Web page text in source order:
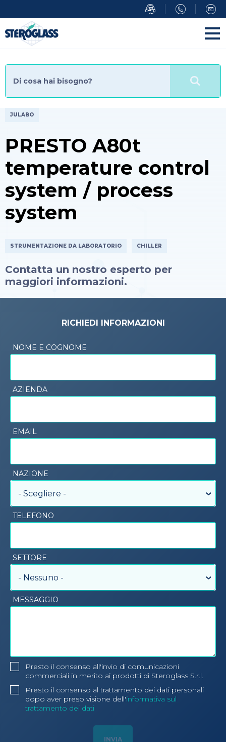
al
contenuto
principale
JULABO
PRESTO A80t
temperature control
system / process
system
STRUMENTAZIONE DA LABORATORIO CHILLER
Contatta un nostro esperto per
maggiori informazioni.
RICHIEDI INFORMAZIONI
NOME E COGNOME
AZIENDA
EMAIL
NAZIONE
- Scegliere -
TELEFONO
SETTORE
- Nessuno -
MESSAGGIO
Presto il consenso all'invio di comunicazioni
commerciali in merito ai prodotti di Steroglass S.r.l.
Presto il consenso al trattamento dei dati personali
dopo aver preso visione dell'informativa sul
trattamento dei dati